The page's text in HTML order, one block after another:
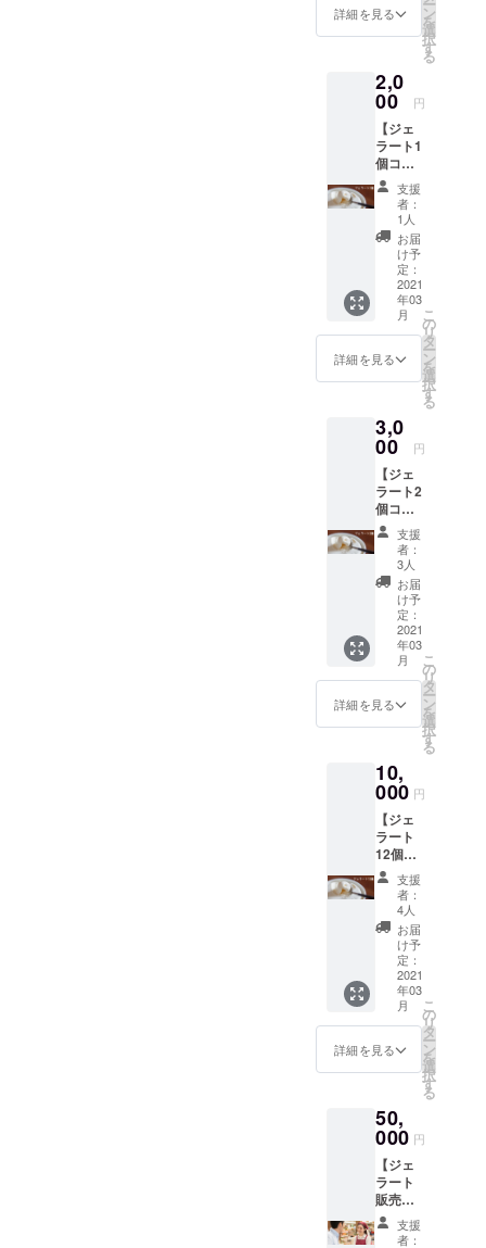
イエット中
スイーツを
我慢してい
る。”という
お悩みをヒ
ントにプロ
テイン入り
の低糖質高
タンパクア
イスの開発
を思いつき
ました。
2022年は最
終目標であ
ンアイスの
低糖質化に
チャレンジ
します。
“食後のアイ
スが1日のご
褒美だけ
エット中で
罪悪感があ
に食後のア
楽しんでい
ただけるよ
う、頑張り
ますので応
援よろしく
お願いいた
店にお
越しい
ただけ
10分間
肩を無
料で揉
ませて
いただ
きま
す。
詳細を見る ン
を
選
択
す
る
2,0
00 円
【ジェ
ラート1
個コー
ス】お
礼の
メール
ととも
に、プ
ロテイ
ンジェ
ラート
試作品1
個を提
供させ
ていた
だきま
レル
ギー情
報：
乳、大
豆 ※ヤ
マト
クール
便での
お届け
になり
ます。
支援
者：
1人
お届
け予
定：
2021
年03
月
詳細を見る
こ
の
リ
タ
ー
ン
を
選
択
す
る
3,0
00 円
【ジェ
ラート2
個コー
ス】お
礼の
メール
ととも
にプロ
テイン
ジェ
ラート
試作品2
個を提
供させ
ていた
だきま
レル
ギー情
報：
乳、大
豆 ※ヤ
マト
クール
便での
お届け
になり
ます。
支援
者：
3人
お届
け予
定：
2021
年03
月
詳細を見る
こ
の
リ
タ
ー
ン
を
選
択
す
る
10,
000 円
【ジェ
ラート
12個
コー
ス】お
礼の
メール
ととも
にプロ
テイン
ジェ
ラート
試作品
12個を
提供さ
せてい
ます。
アレル
ギー情
報：
乳、大
豆 ※ヤ
マト
クール
支援
者：
4人
お届
け予
定：
2021
年03
月
詳細を見る
こ
の
リ
タ
ー
ン
を
選
択
す
る
50,
000 円
【ジェ
ラート
販売
コー
ス】プ
支援
者：